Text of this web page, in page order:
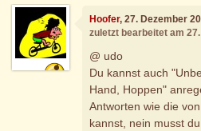
Hoofer, 27. Dezember
zuletzt bearbeitet am
@ udo
Du kannst auch
Hand, Hoppen"
Antworten wie die
kannst, nein musst